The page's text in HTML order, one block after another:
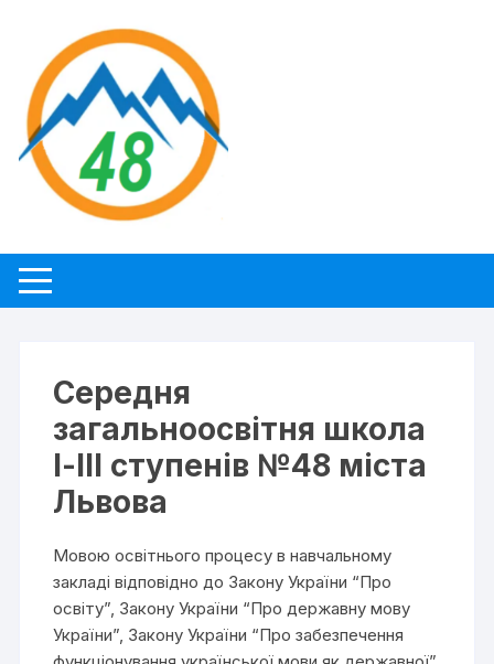
вмісту
Середня
загальноосвітня школа
І-ІІІ ступенів №48 міста
Львова
Мовою освітнього процесу в навчальному
закладі відповідно до Закону України “Про
освіту”, Закону України “Про державну мову
України”, Закону України “Про забезпечення